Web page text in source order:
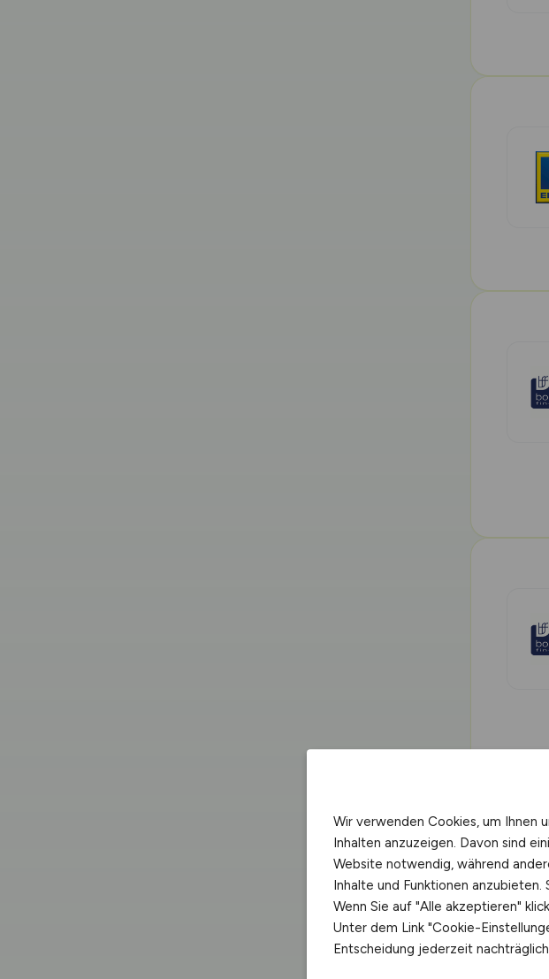
Wir verwenden Cookies, um Ihnen
Inhalten anzuzeigen. Davon sind
Website notwendig, während
Inhalte und Funktionen
Wenn Sie auf "Alle akzeptieren"
Unter dem Link "Cookie-
Entscheidung jederzeit